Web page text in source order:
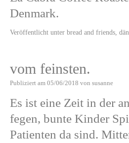
Denmark.
Veröffentlicht unter bread and friends
vom feinsten.
Publiziert am 05/06/2018 von susanne
Es ist eine Zeit in der
fegen, bunte Kinder
Patienten da sind.